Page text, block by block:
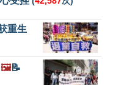
重生
🖼️📝